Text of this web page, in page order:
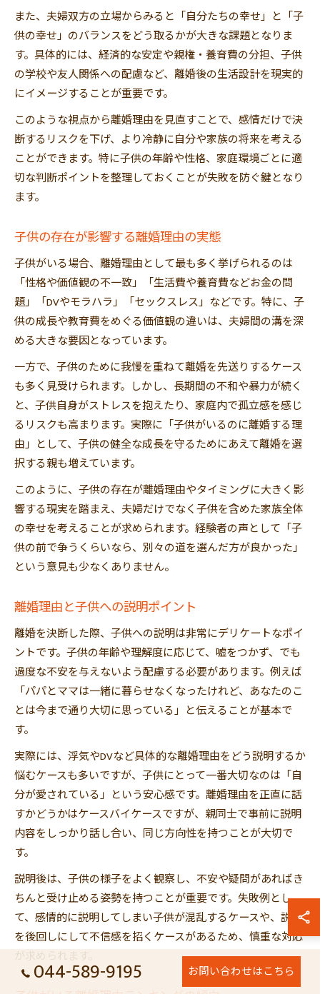
また、夫婦双方の立場からみると「自分たちの幸せ」と「子
供の幸せ」のバランスをどう取るかが大きな課題となりま
す。具体的には、経済的な安定や親権・養育費の分担、子供
の学校や友人関係への配慮など、離婚後の生活設計を現実的
にイメージすることが重要です。
このような視点から離婚理由を見直すことで、感情だけで決
断するリスクを下げ、より冷静に自分や家族の将来を考える
ことができます。特に子供の年齢や性格、家庭環境ごとに適
切な判断ポイントを整理しておくことが失敗を防ぐ鍵となり
ます。
子供の存在が影響する離婚理由の実態
子供がいる場合、離婚理由として最も多く挙げられるのは
「性格や価値観の不一致」「生活費や養育費などお金の問
題」「DVやモラハラ」「セックスレス」などです。特に、子
供の成長や教育費をめぐる価値観の違いは、夫婦間の溝を深
める大きな要因となっています。
一方で、子供のために我慢を重ねて離婚を先送りするケース
も多く見受けられます。しかし、長期間の不和や暴力が続く
と、子供自身がストレスを抱えたり、家庭内で孤立感を感じ
るリスクも高まります。実際に「子供がいるのに離婚する理
由」として、子供の健全な成長を守るためにあえて離婚を選
択する親も増えています。
このように、子供の存在が離婚理由やタイミングに大きく影
響する現実を踏まえ、夫婦だけでなく子供を含めた家族全体
の幸せを考えることが求められます。経験者の声として「子
供の前で争うくらいなら、別々の道を選んだ方が良かった」
という意見も少なくありません。
離婚理由と子供への説明ポイント
離婚を決断した際、子供への説明は非常にデリケートなポイ
ントです。子供の年齢や理解度に応じて、嘘をつかず、でも
過度な不安を与えないよう配慮する必要があります。例えば
「パパとママは一緒に暮らせなくなったけれど、あなたのこ
とは今まで通り大切に思っている」と伝えることが基本で
す。
実際には、浮気やDVなど具体的な離婚理由をどう説明するか
悩むケースも多いですが、子供にとって一番大切なのは「自
分が愛されている」という安心感です。離婚理由を正直に話
すかどうかはケースバイケースですが、親同士で事前に説明
内容をしっかり話し合い、同じ方向性を持つことが大切で
す。
説明後は、子供の様子をよく観察し、不安や疑問があればき
ちんと受け止める姿勢を持つことが重要です。失敗例とし
て、感情的に説明してしまい子供が混乱するケースや、説明
を後回しにして不信感を招くケースがあるため、慎重な対応
が求められます。
044-589-9195 お問い合わせはこちら